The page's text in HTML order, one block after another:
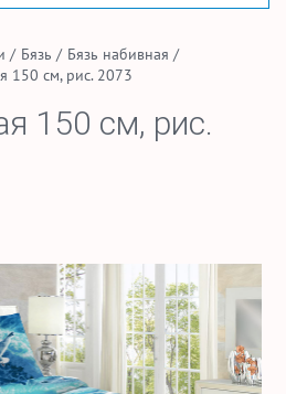
/ Бязь / Бязь набивная /
150 см, рис. 2073
150 см, рис.